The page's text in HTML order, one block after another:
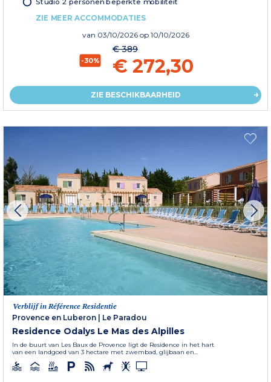
ZIE MEER ACCOMMODATIES
van 03/10/2026 op 10/10/2026
-30%
€ 389
€ 272,30
ZIE BESCHIKBAARHEID
Verblijf in Référence Residentie
Provence en Luberon | Le Paradou
Residence Odalys Le Mas des Alpilles
In de buurt van Les Baux de Provence ligt de Residence in het hart
van een landgoed van 3 hectare met zwembad, glijbaan en...